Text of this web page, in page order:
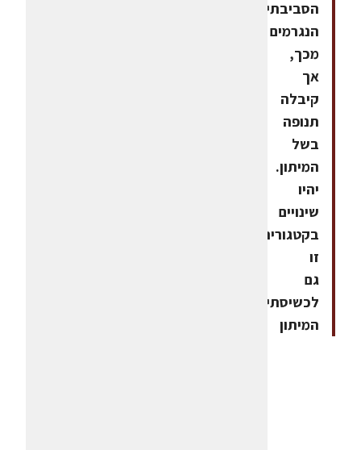
הסביבתיים
הנגרמים
מכך,
אך
קיבלה
תנופה
בשל
המיתון.
יהיו
שינויים
בקטגוריה
זו
גם
לכשיסתיים
המיתון